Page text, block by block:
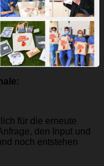
für die erneute
den Input und
noch entstehen